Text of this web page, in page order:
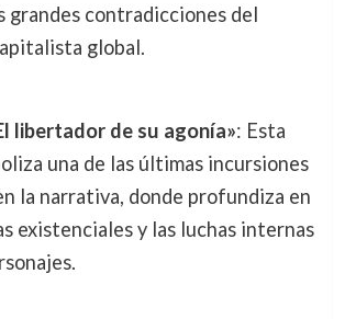
grandes contradicciones del
global.
libertador de su agonía»: Esta
una de las últimas incursiones
la narrativa, donde profundiza en
existenciales y las luchas internas